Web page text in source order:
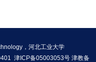
，河北工业大学
津ICP备05003053号 津教备